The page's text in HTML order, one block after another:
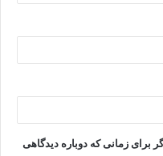
برای زمانی که دوباره دیدگاهی